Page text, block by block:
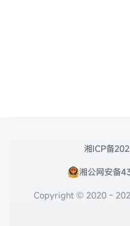
湘ICP备
湘公网安备
Copyright © 2020 -